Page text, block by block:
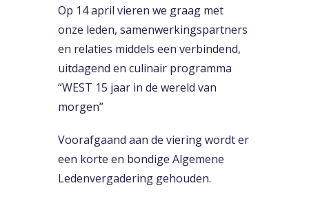
Op 14 april vieren we graag met
onze leden, samenwerkingspartners
en relaties middels een verbindend,
uitdagend en culinair programma
“WEST 15 jaar in de wereld van
morgen”
Voorafgaand aan de viering wordt er
een korte en bondige Algemene
Ledenvergadering gehouden.